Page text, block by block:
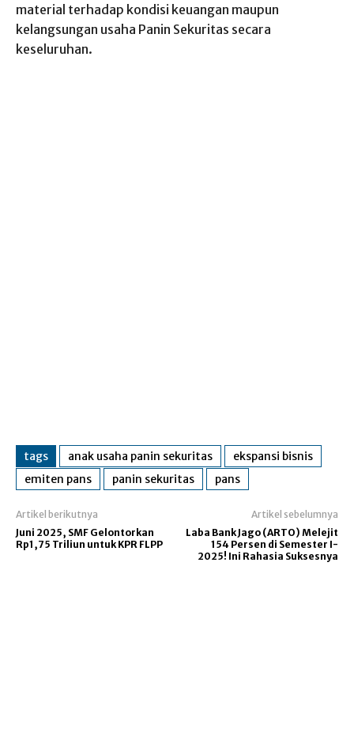
material terhadap kondisi keuangan maupun
kelangsungan usaha Panin Sekuritas secara
keseluruhan.
tags anak usaha panin sekuritas
ekspansi bisnis
emiten pans
panin sekuritas pans
Artikel berikutnya
Juni 2025, SMF Gelontorkan
Rp1,75 Triliun untuk KPR FLPP
Artikel sebelumnya
Laba Bank Jago (ARTO) Melejit
154 Persen di Semester I-
2025! Ini Rahasia Suksesnya